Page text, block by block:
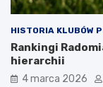
HISTORIA KLUBÓW
Rankingi
hierarchii
4 marca 2026